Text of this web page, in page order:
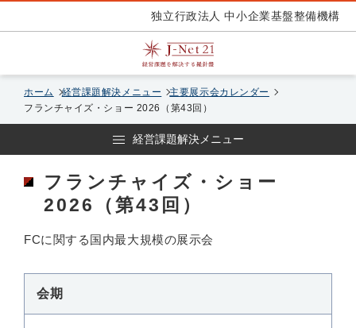
独立行政法人 中小企業基盤整備機構
ホーム 経営課題解決メニュー
主要展示会カレンダー
フランチャイズ・ショー 2026（第43回）
経営課題解決メニュー
フランチャイズ・ショー
2026（第43回）
FCに関する国内最大規模の展示会
会期